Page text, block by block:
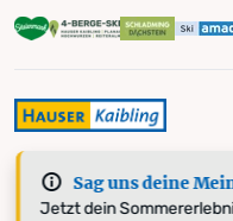
Sag uns deine
Jetzt dein